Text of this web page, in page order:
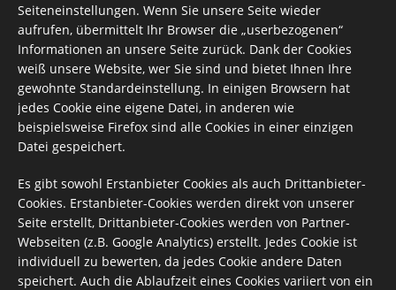
Seiteneinstellungen. Wenn Sie unsere Seite wieder
aufrufen, übermittelt Ihr Browser die „userbezogenen“
Informationen an unsere Seite zurück. Dank der Cookies
weiß unsere Website, wer Sie sind und bietet Ihnen Ihre
gewohnte Standardeinstellung. In einigen Browsern hat
jedes Cookie eine eigene Datei, in anderen wie
beispielsweise Firefox sind alle Cookies in einer einzigen
Datei gespeichert.
Es gibt sowohl Erstanbieter Cookies als auch Drittanbieter-
Cookies. Erstanbieter-Cookies werden direkt von unserer
Seite erstellt, Drittanbieter-Cookies werden von Partner-
Webseiten (z.B. Google Analytics) erstellt. Jedes Cookie ist
individuell zu bewerten, da jedes Cookie andere Daten
speichert. Auch die Ablaufzeit eines Cookies variiert von ein